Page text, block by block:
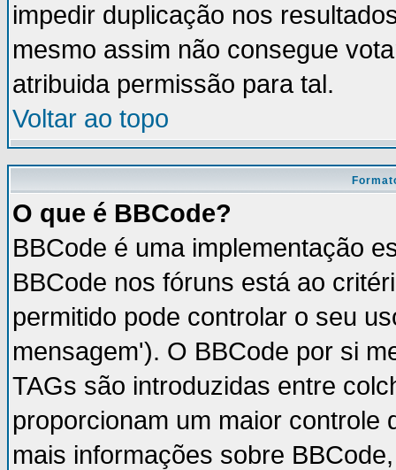
impedir duplicação nos
mesmo assim não consegue
atribuida permissão para tal.
Voltar ao topo
O que é BBCode?
BBCode é uma implementação
BBCode nos fóruns está ao
permitido pode controlar o seu
mensagem'). O BBCode por si
TAGs são introduzidas entre
proporcionam um maior controle
mais informações sobre